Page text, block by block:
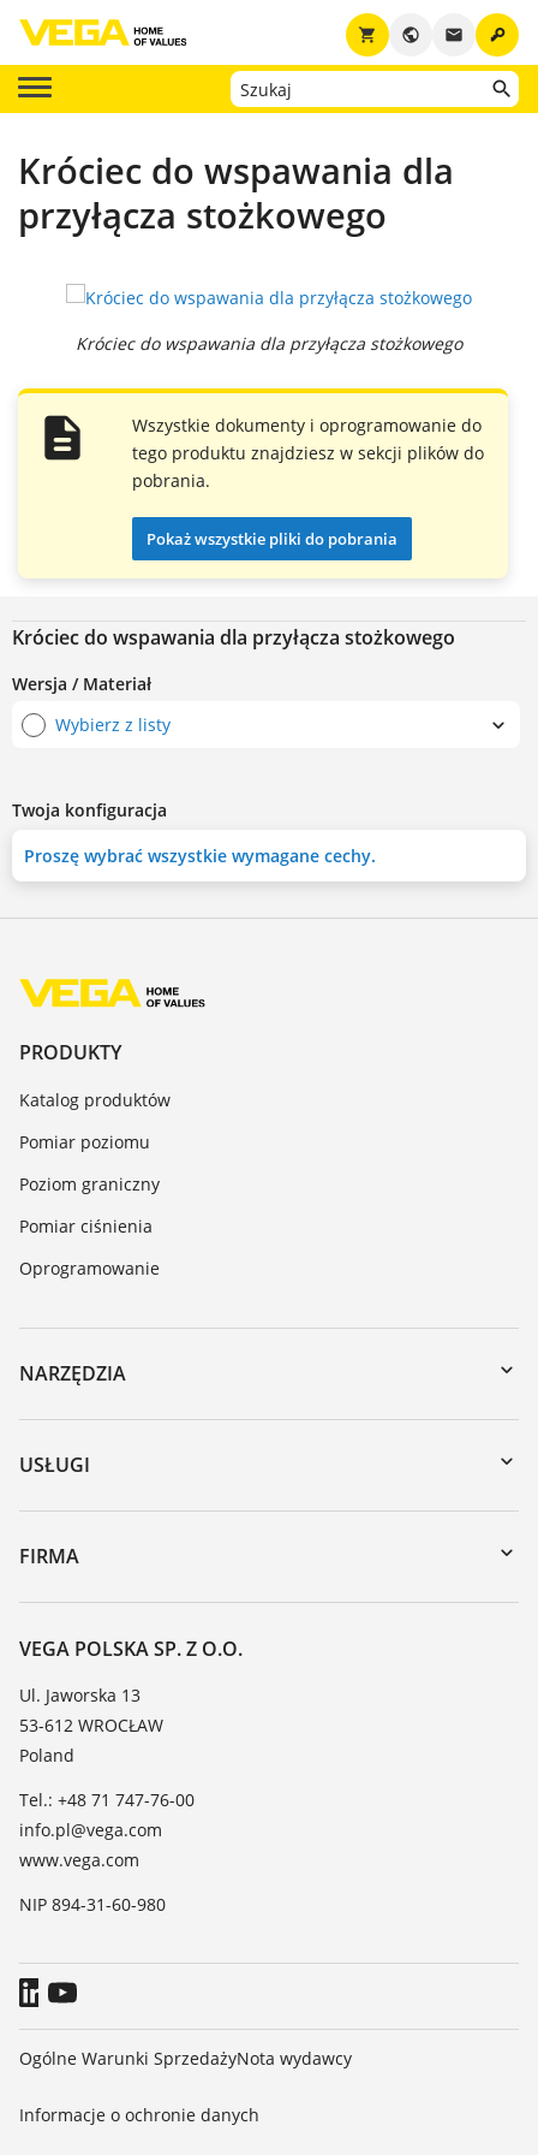
key
email
public
shopping_cart
Króciec do wspawania dla
przyłącza stożkowego
Króciec do wspawania dla przyłącza stożkowego
Wszystkie dokumenty i oprogramowanie do
tego produktu znajdziesz w sekcji plików do
pobrania.
Pokaż wszystkie pliki do pobrania
Króciec do wspawania dla przyłącza stożkowego
Wersja / Materiał
Wybierz z listy
Twoja konfiguracja
Proszę wybrać wszystkie wymagane cechy.
PRODUKTY
Katalog produktów
Pomiar poziomu
Poziom graniczny
Pomiar ciśnienia
Oprogramowanie
NARZĘDZIA
Do pobrania
Wyszukiwanie po numerze seryjnym
DTM Collection/PACTware
USŁUGI
Naprawa
Szkolenia
Tabela odporności chemicznej
TeamViewer
FIRMA
O firmie VEGA
Kontakt
Aktualności
Media
Blog
VEGA POLSKA SP. Z O.O.
Ul. Jaworska 13
53-612 WROCŁAW
Poland
Tel.: +48 71 747-76-00
info.pl@vega.com
www.vega.com
NIP 894-31-60-980
Ogólne Warunki SprzedażyNota wydawcy
Informacje o ochronie danych